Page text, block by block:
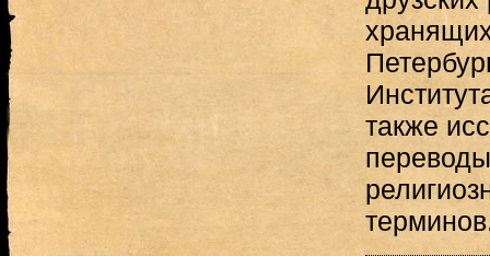
также